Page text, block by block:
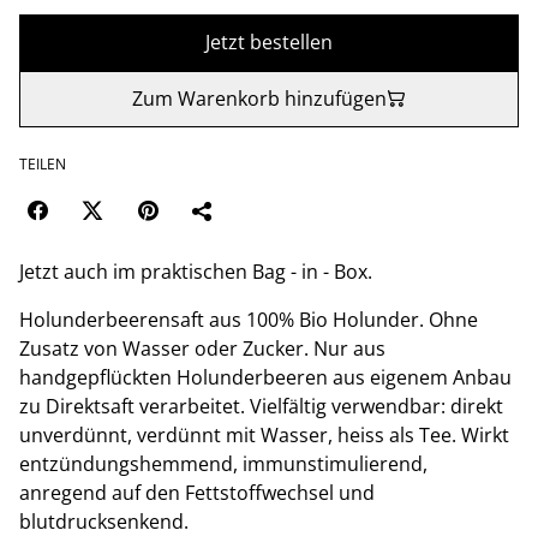
Jetzt bestellen
Zum Warenkorb hinzufügen
TEILEN
Jetzt auch im praktischen Bag - in - Box.
Holunderbeerensaft aus 100% Bio Holunder. Ohne
Zusatz von Wasser oder Zucker. Nur aus
handgepflückten Holunderbeeren aus eigenem Anbau
zu Direktsaft verarbeitet. Vielfältig verwendbar: direkt
unverdünnt, verdünnt mit Wasser, heiss als Tee. Wirkt
entzündungshemmend, immunstimulierend,
anregend auf den Fettstoffwechsel und
blutdrucksenkend.